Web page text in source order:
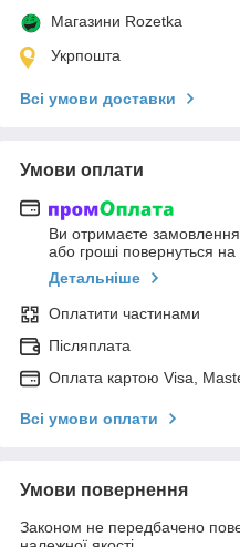
Магазини Rozetka
Укрпошта
Всі умови доставки
Умови оплати
Ви отримаєте замовлення
або гроші повернуться на
Детальніше
Оплатити частинами
Післяплата
Оплата картою Visa,
Всі умови оплати
Умови повернення
Законом не передбачено